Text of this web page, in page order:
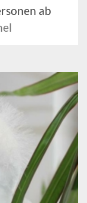
ab